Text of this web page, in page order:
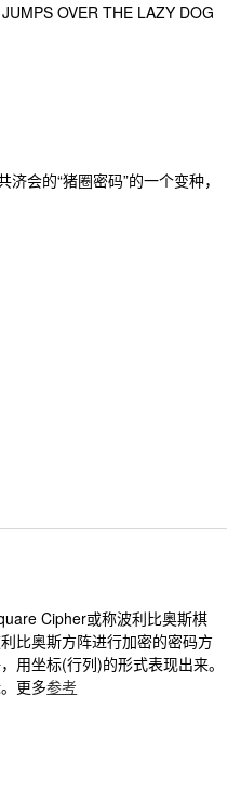
OVER THE LAZY DOG
会的“猪圈密码”的一个变种，
Cipher或称波利比奥斯棋
比奥斯方阵进行加密的密码方
用坐标(行列)的形式表现出来。
更多参考